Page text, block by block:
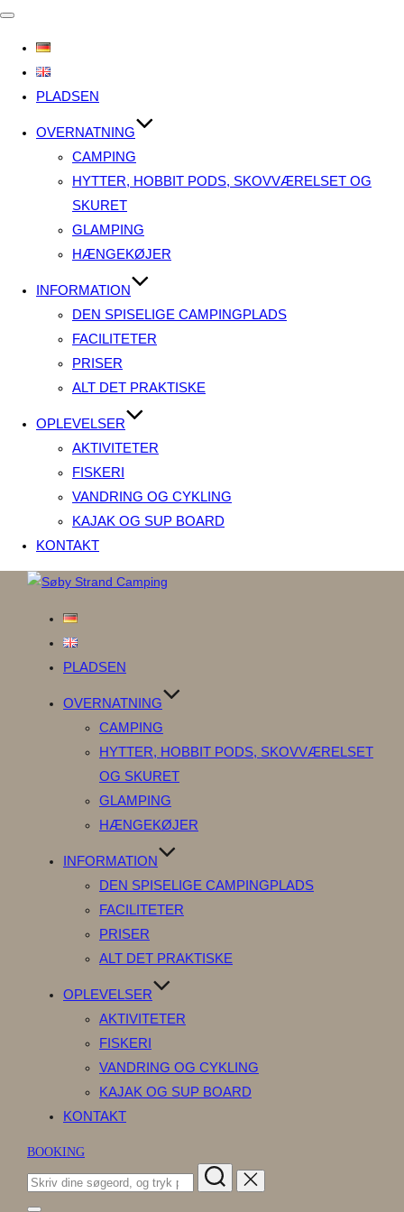
Slå
til/fra
PLADSEN
OVERNATNING
CAMPING
HYTTER, HOBBIT PODS, SKOVVÆRELSET OG
SKURET
GLAMPING
HÆNGEKØJER
INFORMATION
DEN SPISELIGE CAMPINGPLADS
FACILITETER
PRISER
ALT DET PRAKTISKE
OPLEVELSER
AKTIVITETER
FISKERI
VANDRING OG CYKLING
KAJAK OG SUP BOARD
KONTAKT
Videre
PLADSEN
OVERNATNING
CAMPING
HYTTER, HOBBIT PODS, SKOVVÆRELSET
OG SKURET
GLAMPING
HÆNGEKØJER
INFORMATION
DEN SPISELIGE CAMPINGPLADS
FACILITETER
PRISER
ALT DET PRAKTISKE
OPLEVELSER
AKTIVITETER
FISKERI
VANDRING OG CYKLING
KAJAK OG SUP BOARD
KONTAKT
BOOKING
Søg
efter: